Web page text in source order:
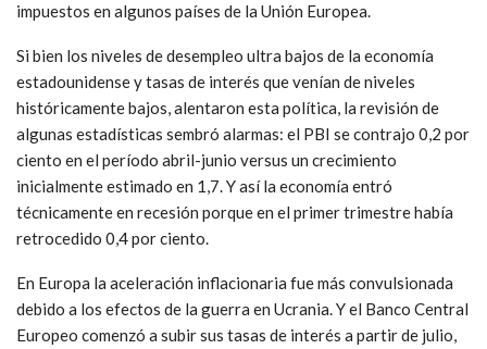
impuestos en algunos países de la Unión Europea.
Si bien los niveles de desempleo ultra bajos de la economía
estadounidense y tasas de interés que venían de niveles
históricamente bajos, alentaron esta política, la revisión de
algunas estadísticas sembró alarmas: el PBI se contrajo 0,2 por
ciento en el período abril-junio versus un crecimiento
inicialmente estimado en 1,7. Y así la economía entró
técnicamente en recesión porque en el primer trimestre había
retrocedido 0,4 por ciento.
En Europa la aceleración inflacionaria fue más convulsionada
debido a los efectos de la guerra en Ucrania. Y el Banco Central
Europeo comenzó a subir sus tasas de interés a partir de julio,